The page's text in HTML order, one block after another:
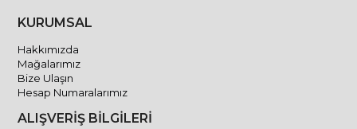
KURUMSAL
Hakkımızda
Mağalarımız
Bize Ulaşın
Hesap Numaralarımız
ALIŞVERİŞ BİLGİLERİ